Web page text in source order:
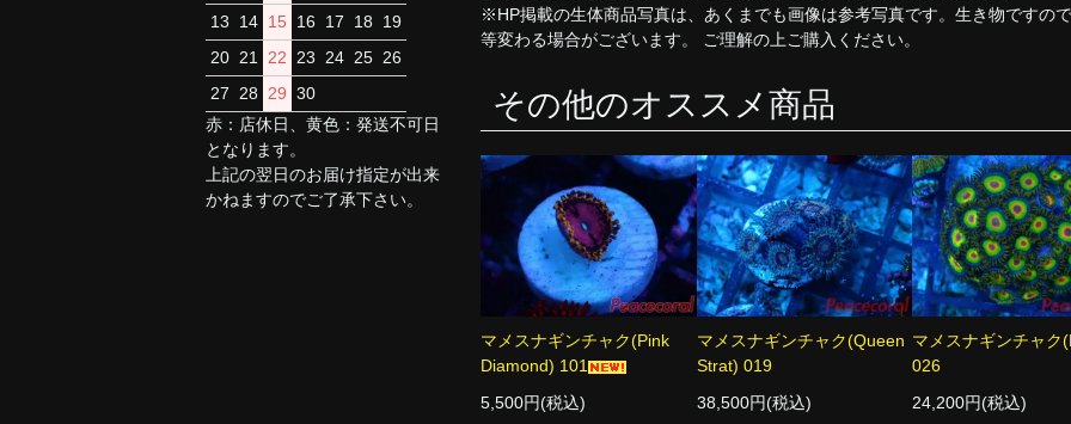
※HP掲載の生体商品写真は、あくまでも画像は参考写真です。生き物ですの
等変わる場合がございます。 ご理解の上ご購入ください。
その他のオススメ商品
マメスナギンチャク(Pink
Diamond) 101
5,500円(税込)
マメスナギンチャク(Queen
Strat) 019
38,500円(税込)
マメスナギンチャク
026
24,200円(税込)
13
14 15 16 17 18
19
20 21 22 23 24 25 26
27
28 29 30
赤：店休日、黄色：発送不可日
となります。
上記の翌日のお届け指定が出来
かねますのでご了承下さい。